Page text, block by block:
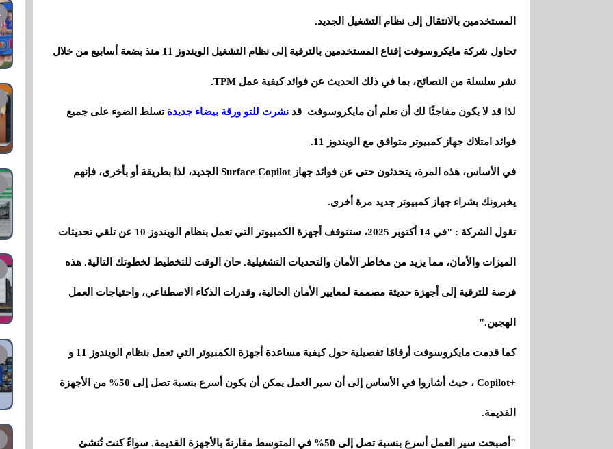
المستخدمين بالانتقال إلى نظام التشغيل الجديد.
تحاول شركة مايكروسوفت إقناع المستخدمين بالترقية إلى نظام التشغيل الويندوز 11 منذ بضعة أسابيع من خلال
نشر سلسلة من النصائح، بما في ذلك الحديث عن فوائد كيفية عمل TPM.
لذا قد لا يكون مفاجئًا لك أن تعلم أن مايكروسوفت قد نشرت للتو ورقة بيضاء جديدة تسلط الضوء على جميع
فوائد امتلاك جهاز كمبيوتر متوافق مع الويندوز 11.
في الأساس، هذه المرة، يتحدثون حتى عن فوائد جهاز Surface Copilot الجديد، لذا بطريقة أو بأخرى، فإنهم
يخبرونك بشراء جهاز كمبيوتر جديد مرة أخرى.
تقول الشركة : "في 14 أكتوبر 2025، ستتوقف أجهزة الكمبيوتر التي تعمل بنظام الويندوز 10 عن تلقي تحديثات
الميزات والأمان، مما يزيد من مخاطر الأمان والتحديات التشغيلية. حان الوقت للتخطيط لخطوتك التالية. هذه
فرصة للترقية إلى أجهزة حديثة مصممة لمعايير الأمان الحالية، وقدرات الذكاء الاصطناعي، واحتياجات العمل
الهجين."
كما قدمت مايكروسوفت أرقامًا تفصيلية حول كيفية مساعدة أجهزة الكمبيوتر التي تعمل بنظام الويندوز 11 و
+Copilot ، حيث أشاروا في الأساس إلى أن سير العمل يمكن أن يكون أسرع بنسبة تصل إلى 50% من الأجهزة
القديمة.
"أصبحت سير العمل أسرع بنسبة تصل إلى 50% في المتوسط ​​مقارنةً بالأجهزة القديمة. سواءً كنتَ تُنشئ